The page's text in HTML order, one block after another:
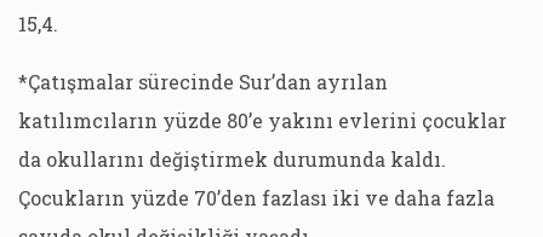
15,4.
*Çatışmalar sürecinde Sur’dan ayrılan
katılımcıların yüzde 80’e yakını evlerini çocuklar
da okullarını değiştirmek durumunda kaldı.
Çocukların yüzde 70’den fazlası iki ve daha fazla